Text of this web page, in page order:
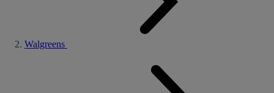
Walgreens